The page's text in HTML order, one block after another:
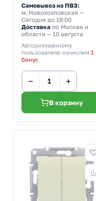
Самовывоз из ПВЗ:
м. Новохохловская —
Сегодня до 18:00
Доставка по Москве и
области — 10 августа
Авторизованному
пользователю начислим 1
бонус
− +
В корзину